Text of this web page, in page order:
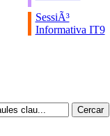
SessiÃ³
Informativa IT9